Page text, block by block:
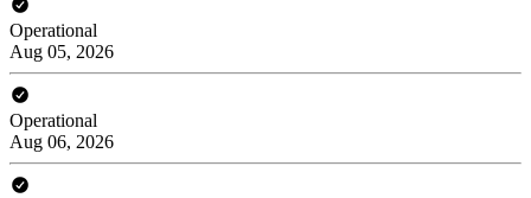
Operational
Aug 05, 2026
Operational
Aug 06, 2026